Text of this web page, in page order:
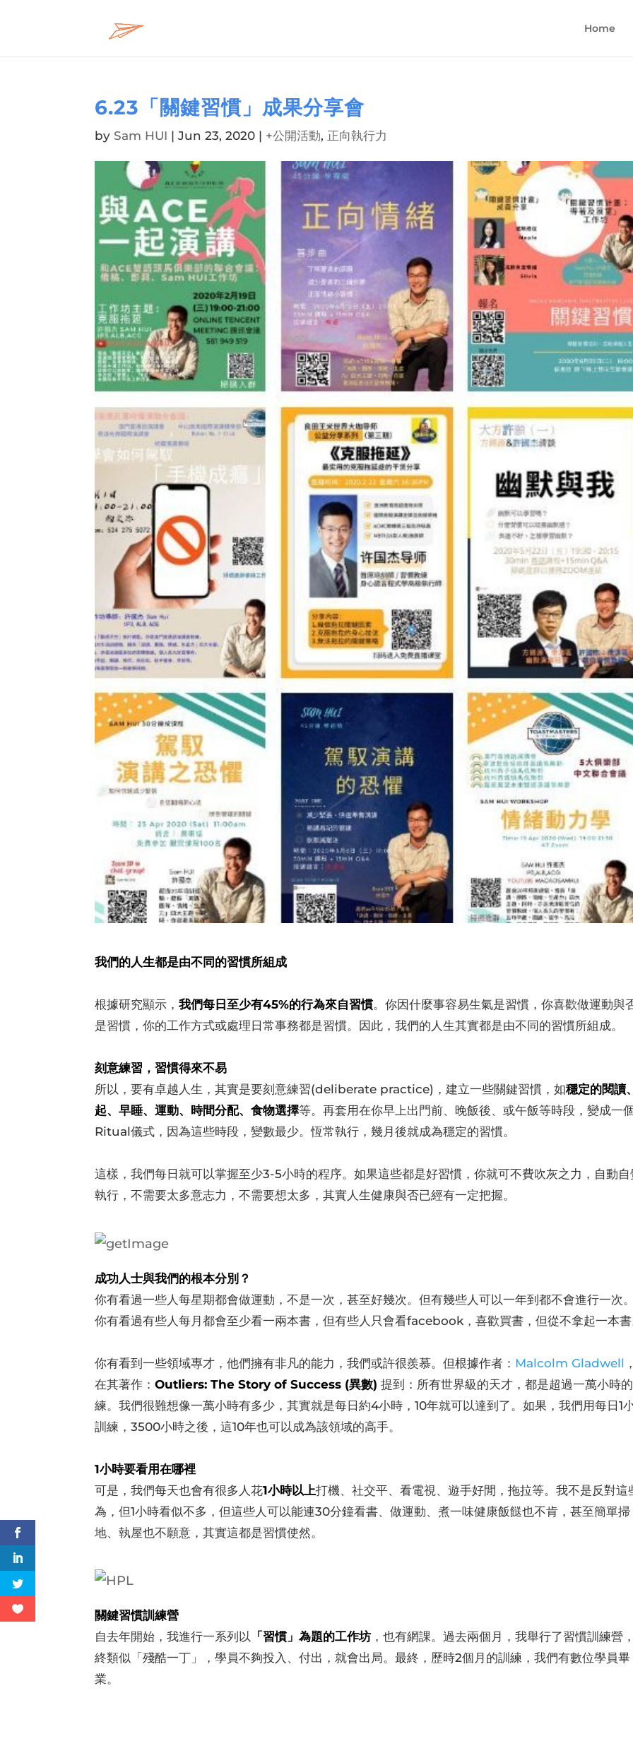
Home
6.23「關鍵習慣」成果分享會
by Sam HUI |Jun 23, 2020 | +公開活動, 正向執行力
我們的人生都是由不同的習慣所組成
根據研究顯示，我們每日至少有45%的行為來自習慣。你因什麼事容易生氣是習慣，你喜歡做運動與
是習慣，你的工作方式或處理日常事務都是習慣。因此，我們的人生其實都是由不同的習慣所組成。
刻意練習，習慣得來不易
所以，要有卓越人生，其實是要刻意練習(deliberate practice)，建立一些關鍵習慣，如穩定的閱讀
起、早睡、運動、時間分配、食物選擇等。再套用在你早上出門前、晚飯後、或午飯等時段，變成一
Ritual儀式，因為這些時段，變數最少。恆常執行，幾月後就成為穩定的習慣。
這樣，我們每日就可以掌握至少3-5小時的程序。如果這些都是好習慣，你就可不費吹灰之力，自動自
執行，不需要太多意志力，不需要想太多，其實人生健康與否已經有一定把握。
成功人士與我們的根本分別？
你有看過一些人每星期都會做運動，不是一次，甚至好幾次。但有幾些人可以一年到都不會進行一次。
你有看過有些人每月都會至少看一兩本書，但有些人只會看facebook，喜歡買書，但從不拿起一本書
你有看到一些領域專才，他們擁有非凡的能力，我們或許很羨慕。但根據作者： Malcolm Gladwell
在其著作：Outliers: The Story of Success (異數) 提到：所有世界級的天才，都是超過一萬小時的
練。我們很難想像一萬小時有多少，其實就是每日約4小時，10年就可以達到了。如果，我們用每日1
訓練，3500小時之後，這10年也可以成為該領域的高手。
1小時要看用在哪裡
可是，我們每天也會有很多人花1小時以上打機、社交平、看電視、遊手好閒，拖拉等。我不是反對這
為，但1小時看似不多，但這些人可以能連30分鐘看書、做運動、煮一味健康飯餸也不肯，甚至簡單掃
地、執屋也不願意，其實這都是習慣使然。
關鍵習慣訓練營
自去年開始，我進行一系列以 「習慣」為題的工作坊 ，也有網課。過去兩個月，我舉行了習慣訓練營
終類似「殘酷一丁」，學員不夠投入、付出，就會出局。最終，歷時2個月的訓練，我們有數位學員畢
業。